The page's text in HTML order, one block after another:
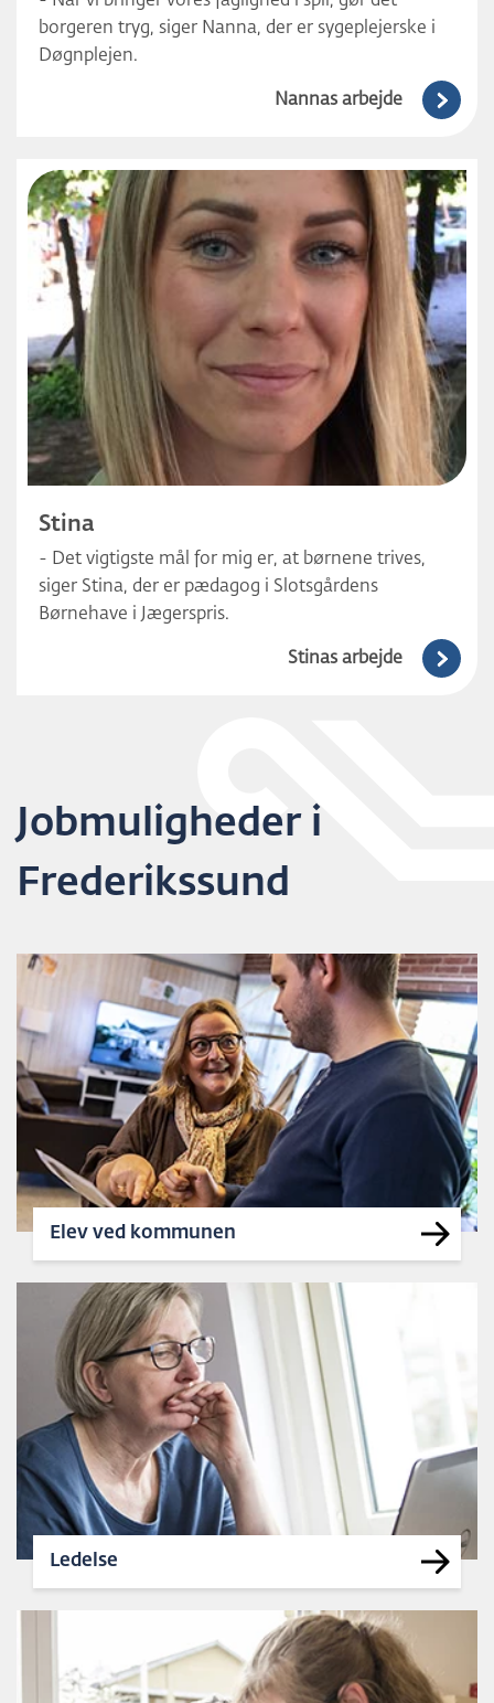
borgeren tryg, siger Nanna, der er sygeplejerske i
Døgnplejen.
Nannas arbejde
Stina
- Det vigtigste mål for mig er, at børnene trives,
siger Stina, der er pædagog i Slotsgårdens
Børnehave i Jægerspris.
Stinas arbejde
Jobmuligheder i
Frederikssund
Elev ved kommunen
Ledelse